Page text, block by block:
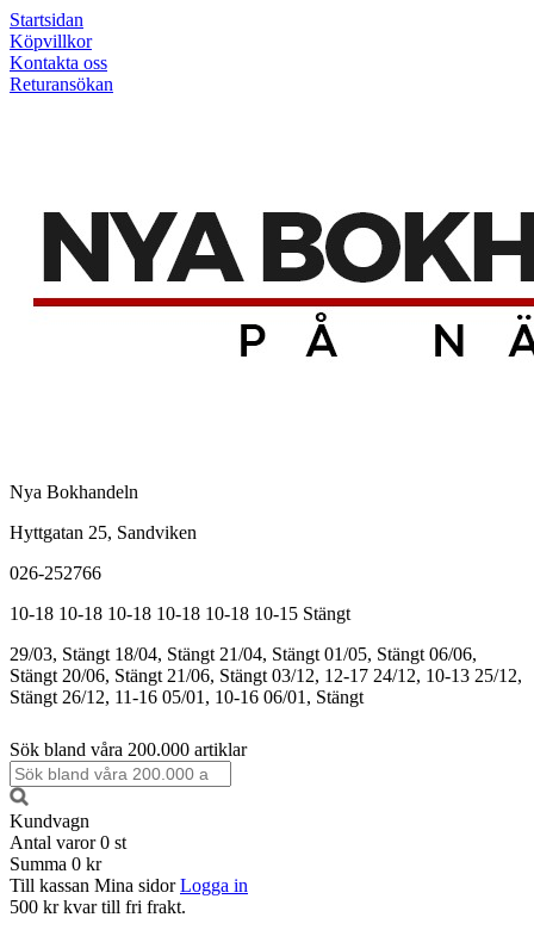
Startsidan
Köpvillkor
Kontakta oss
Returansökan
Nya Bokhandeln
Hyttgatan 25, Sandviken
026-252766
10-18 10-18 10-18 10-18 10-18 10-15 Stängt
29/03, Stängt 18/04, Stängt 21/04, Stängt 01/05, Stängt 06/06,
Stängt 20/06, Stängt 21/06, Stängt 03/12, 12-17 24/12, 10-13 25/12,
Stängt 26/12, 11-16 05/01, 10-16 06/01, Stängt
Sök bland våra 200.000 artiklar
Kundvagn
Antal varor 0 st
Summa 0 kr
Till kassan Mina sidor Logga in
500 kr kvar till fri frakt.